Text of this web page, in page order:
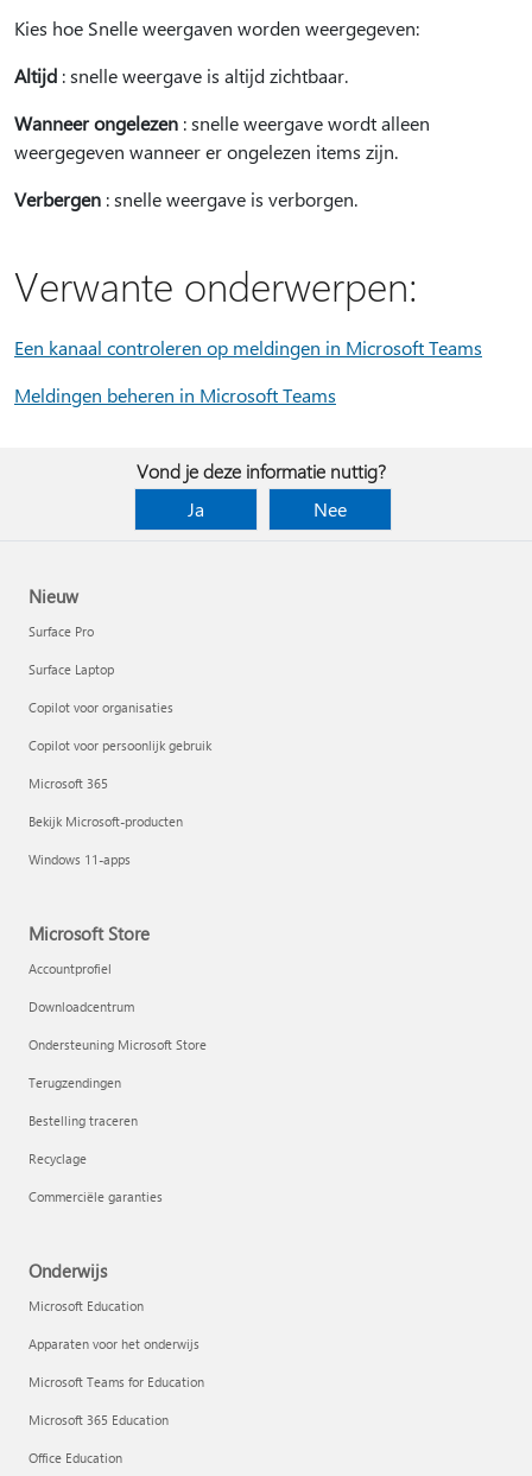
Kies hoe Snelle weergaven worden weergegeven:
Altijd : snelle weergave is altijd zichtbaar.
Wanneer ongelezen : snelle weergave wordt alleen
weergegeven wanneer er ongelezen items zijn.
Verbergen : snelle weergave is verborgen.
Verwante onderwerpen:
Een kanaal controleren op meldingen in Microsoft Teams
Meldingen beheren in Microsoft Teams
Vond je deze informatie nuttig?
Ja
Nee
Nieuw
Surface Pro
Surface Laptop
Copilot voor organisaties
Copilot voor persoonlijk gebruik
Microsoft 365
Bekijk Microsoft-producten
Windows 11-apps
Microsoft Store
Accountprofiel
Downloadcentrum
Ondersteuning Microsoft Store
Terugzendingen
Bestelling traceren
Recyclage
Commerciële garanties
Onderwijs
Microsoft Education
Apparaten voor het onderwijs
Microsoft Teams for Education
Microsoft 365 Education
Office Education